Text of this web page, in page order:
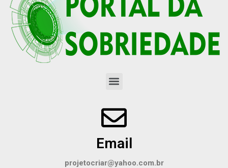
Email
projetocriar@yahoo.com.br